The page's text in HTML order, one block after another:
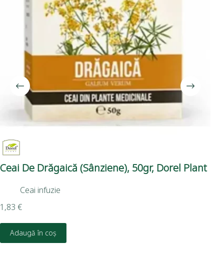
Ceai De Drăgaică (sânziene), 50gr, Dorel Plant
Ceai infuzie
1,83 €
Adaugă în coș